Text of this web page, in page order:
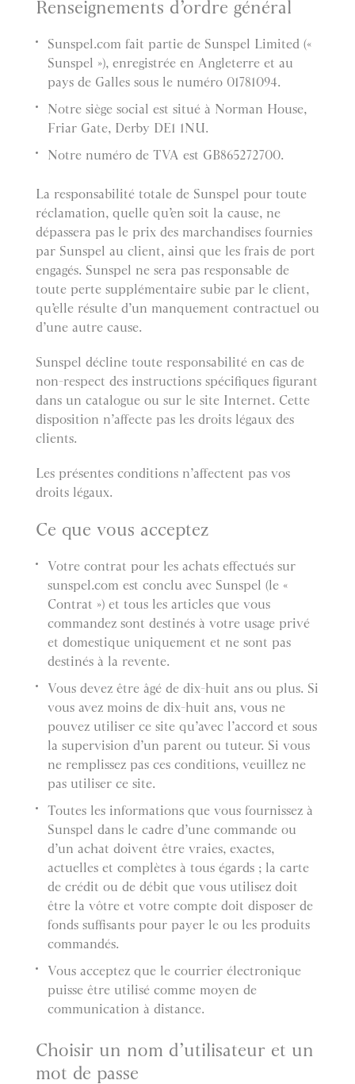
Renseignements d’ordre général
Sunspel.com fait partie de Sunspel Limited («
Sunspel »), enregistrée en Angleterre et au
pays de Galles sous le numéro 01781094.
Notre siège social est situé à Norman House,
Friar Gate, Derby DE1 1NU.
Notre numéro de TVA est GB865272700.
La responsabilité totale de Sunspel pour toute
réclamation, quelle qu’en soit la cause, ne
dépassera pas le prix des marchandises fournies
par Sunspel au client, ainsi que les frais de port
engagés. Sunspel ne sera pas responsable de
toute perte supplémentaire subie par le client,
qu’elle résulte d’un manquement contractuel ou
d’une autre cause.
Sunspel décline toute responsabilité en cas de
non-respect des instructions spécifiques figurant
dans un catalogue ou sur le site Internet. Cette
disposition n’affecte pas les droits légaux des
clients.
Les présentes conditions n’affectent pas vos
droits légaux.
Ce que vous acceptez
Votre contrat pour les achats effectués sur
sunspel.com est conclu avec Sunspel (le «
Contrat ») et tous les articles que vous
commandez sont destinés à votre usage privé
et domestique uniquement et ne sont pas
destinés à la revente.
Vous devez être âgé de dix-huit ans ou plus. Si
vous avez moins de dix-huit ans, vous ne
pouvez utiliser ce site qu’avec l’accord et sous
la supervision d’un parent ou tuteur. Si vous
ne remplissez pas ces conditions, veuillez ne
pas utiliser ce site.
Toutes les informations que vous fournissez à
Sunspel dans le cadre d’une commande ou
d’un achat doivent être vraies, exactes,
actuelles et complètes à tous égards ; la carte
de crédit ou de débit que vous utilisez doit
être la vôtre et votre compte doit disposer de
fonds suffisants pour payer le ou les produits
commandés.
Vous acceptez que le courrier électronique
puisse être utilisé comme moyen de
communication à distance.
Choisir un nom d’utilisateur et un
mot de passe